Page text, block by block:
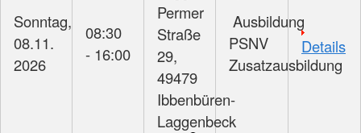
Sonntag,
08.11.
2026
08:30
- 16:00
Permer
Straße
29,
49479
Ibbenbüren-
Laggenbeck
Ausbildung
PSNV
Zusatzausbildung
Details